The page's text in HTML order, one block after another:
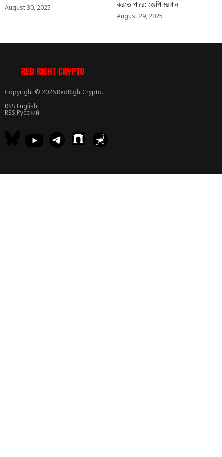
August 30, 2025
করতে পারে: জেপি মরগান
August 29, 2025
Copyright © 2026 RedRightCrypto.
RSS English
RSS Русский